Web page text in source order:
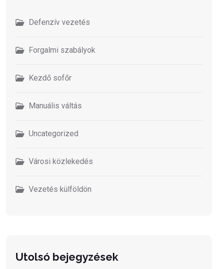
Defenzív vezetés
Forgalmi szabályok
Kezdő sofőr
Manuális váltás
Uncategorized
Városi közlekedés
Vezetés külföldön
Utolsó bejegyzések